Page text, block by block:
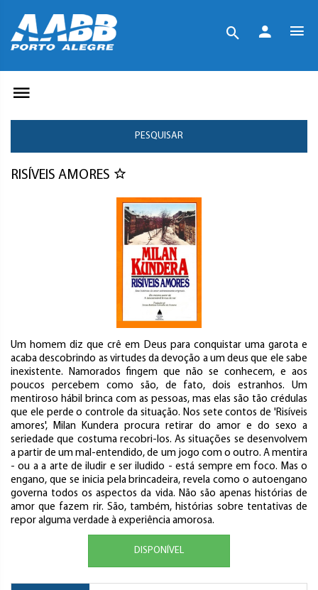
PESQUISAR
RISÍVEIS AMORES
Um homem diz que crê em Deus para conquistar uma garota e
acaba descobrindo as virtudes da devoção a um deus que ele sabe
inexistente. Namorados fingem que não se conhecem, e aos
poucos percebem como são, de fato, dois estranhos. Um
mentiroso hábil brinca com as pessoas, mas elas são tão crédulas
que ele perde o controle da situação. Nos sete contos de 'Risíveis
amores', Milan Kundera procura retirar do amor e do sexo a
seriedade que costuma recobri-los. As situações se desenvolvem
a partir de um mal-entendido, de um jogo com o outro. A mentira
- ou a a arte de iludir e ser iludido - está sempre em foco. Mas o
engano, que se inicia pela brincadeira, revela como o autoengano
governa todos os aspectos da vida. Não são apenas histórias de
amor que fazem rir. São, também, histórias sobre tentativas de
repor alguma verdade à experiência amorosa.
DISPONÍVEL